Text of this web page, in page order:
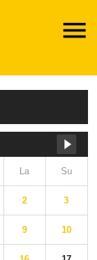
La Su
2 3
9 10